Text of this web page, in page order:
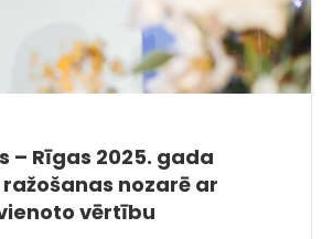
– Rīgas 2025. gada
nozarē ar
vērtību